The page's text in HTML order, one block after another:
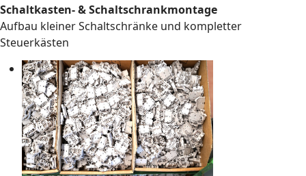
Schaltkasten- & Schaltschrankmontage
Aufbau kleiner Schaltschränke und kompletter
Steuerkästen